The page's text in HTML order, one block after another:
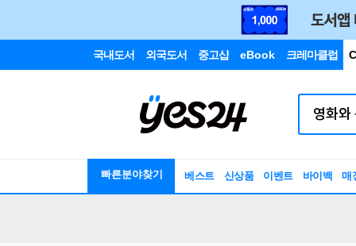
국내도서 외국도서 중고샵 eBook 크레마클럽
빠른분야찾기 베스트 신상품 이벤트 바이백 매